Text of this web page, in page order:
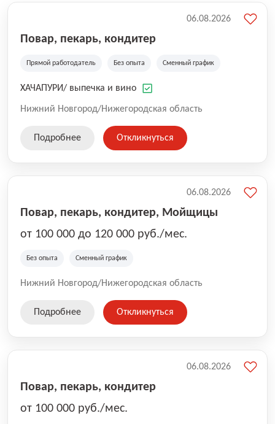
Повар, пекарь, кондитер
Прямой работодатель Без опыта Сменный график
ХАЧАПУРИ/ выпечка и вино
Нижний Новгород/Нижегородская область
06.08.2026
Подробнее Откликнуться
Повар, пекарь, кондитер, Мойщицы
от 100 000 до 120 000 руб./мес.
Без опыта Сменный график
Нижний Новгород/Нижегородская область
06.08.2026
Подробнее Откликнуться
Повар, пекарь, кондитер
от 100 000 руб./мес.
06.08.2026